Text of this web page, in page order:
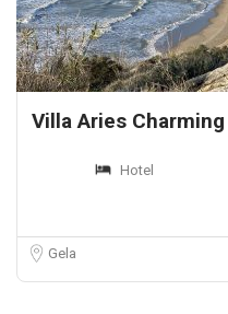
Villa Aries
Hotel
Gela